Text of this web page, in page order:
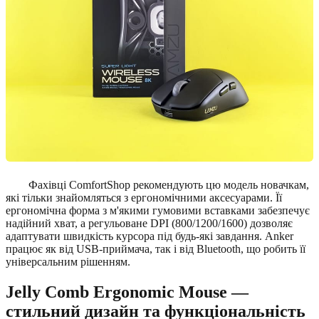
Фахівці ComfortShop рекомендують цю модель новачкам,
які тільки знайомляться з ергономічними аксесуарами. Її
ергономічна форма з м'якими гумовими вставками забезпечує
надійний хват, а регульоване DPI (800/1200/1600) дозволяє
адаптувати швидкість курсора під будь-які завдання. Anker
працює як від USB-приймача, так і від Bluetooth, що робить її
універсальним рішенням.
Jelly Comb Ergonomic Mouse —
стильний дизайн та функціональність